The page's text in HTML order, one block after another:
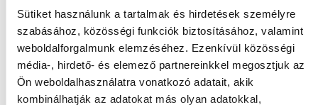
Sütiket használunk a tartalmak és hirdetések személyre
szabásához, közösségi funkciók biztosításához, valamint
weboldalforgalmunk elemzéséhez. Ezenkívül közösségi
média-, hirdető- és elemező partnereinkkel megosztjuk az
Ön weboldalhasználatra vonatkozó adatait, akik
kombinálhatják az adatokat más olyan adatokkal,
8 kg 115-125 g
10 kg 135-145 g
12 kg 150-165 g
A megadott értékek tájékoztató jellegűek, és a fizikai aktivitástól,
életkortól és általános állapottól függően az egyénre kell igazítani.